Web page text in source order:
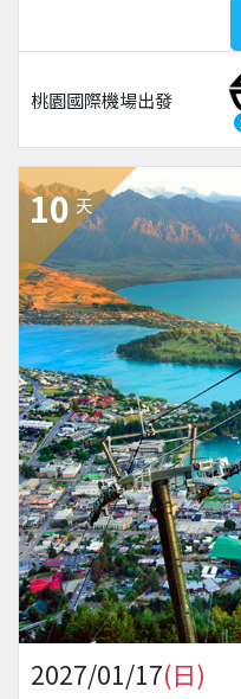
桃園國際機場出發
10 天
2027/01/17(日)